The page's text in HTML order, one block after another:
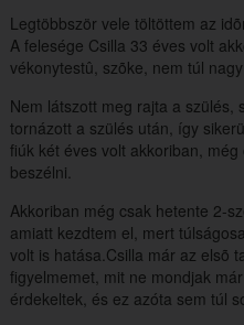
Legtöbbször vele töltöttem az
A felesége Csilla 33 éves volt
vékonytestû, szõke, nem túl
Nem látszott meg rajta a szülés,
tornázott a szülés után, így
fiúk két éves volt akkoriban,
beszélni.
Akkoriban még csak hetente 2-
amiatt kezdtem el, mert
volt is hatása.Csilla már az elsõ
figyelmemet, mit ne mondjak
érdekeltek, és ez azóta sem túl